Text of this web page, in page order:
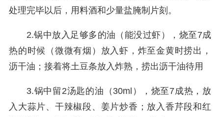
处理完毕以后，用料酒和少量盐腌制片刻。
2.锅中放入足够多的油（能没过虾），烧至7成
热的时候（微微有烟）放入虾，炸至金黄时捞出，
沥干油；接着将土豆条放入炸熟，捞出沥干油待用
3.锅中留2汤匙的油（30ml），烧至7成热，放
入大蒜片、干辣椒段、姜片炒香；放入香芹段和红